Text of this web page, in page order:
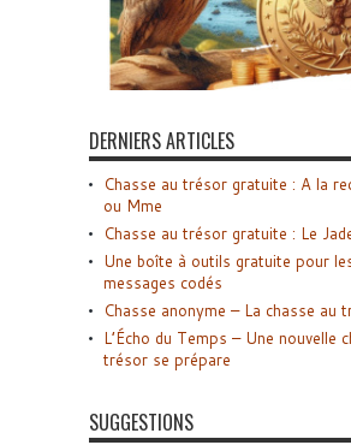
DERNIERS ARTICLES
Chasse au trésor gratuite : A la
ou Mme
Chasse au trésor gratuite : Le
Une boîte à outils gratuite pour
messages codés
Chasse anonyme – La chasse au
L’Écho du Temps – Une nouvelle
trésor se prépare
SUGGESTIONS